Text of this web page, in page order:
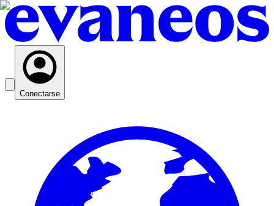
Conectarse